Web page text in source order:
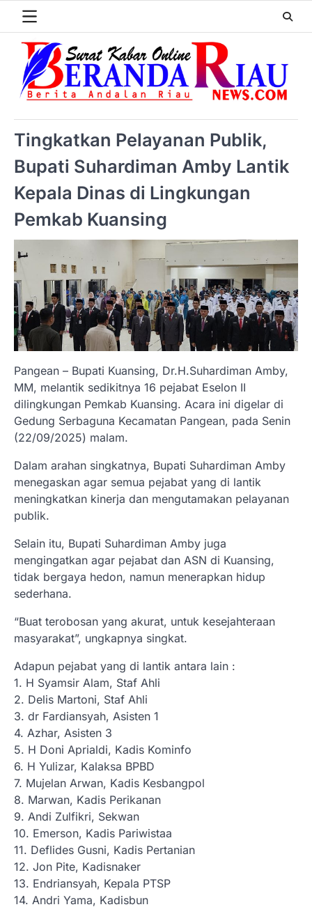
Tingkatkan Pelayanan Publik,
Bupati Suhardiman Amby Lantik
Kepala Dinas di Lingkungan
Pemkab Kuansing
Pangean – Bupati Kuansing, Dr.H.Suhardiman Amby,
MM, melantik sedikitnya 16 pejabat Eselon II
dilingkungan Pemkab Kuansing. Acara ini digelar di
Gedung Serbaguna Kecamatan Pangean, pada Senin
(22/09/2025) malam.
Dalam arahan singkatnya, Bupati Suhardiman Amby
menegaskan agar semua pejabat yang di lantik
meningkatkan kinerja dan mengutamakan pelayanan
publik.
Selain itu, Bupati Suhardiman Amby juga
mengingatkan agar pejabat dan ASN di Kuansing,
tidak bergaya hedon, namun menerapkan hidup
sederhana.
“Buat terobosan yang akurat, untuk kesejahteraan
masyarakat”, ungkapnya singkat.
Adapun pejabat yang di lantik antara lain :
1. H Syamsir Alam, Staf Ahli
2. Delis Martoni, Staf Ahli
3. dr Fardiansyah, Asisten 1
4. Azhar, Asisten 3
5. H Doni Aprialdi, Kadis Kominfo
6. H Yulizar, Kalaksa BPBD
7. Mujelan Arwan, Kadis Kesbangpol
8. Marwan, Kadis Perikanan
9. Andi Zulfikri, Sekwan
10. Emerson, Kadis Pariwistaa
11. Deflides Gusni, Kadis Pertanian
12. Jon Pite, Kadisnaker
13. Endriansyah, Kepala PTSP
14. Andri Yama, Kadisbun